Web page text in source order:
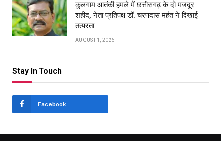
कुलगाम आतंकी हमले में छत्तीसगढ़ के दो मजदूर
शहीद, नेता प्रतिपक्ष डॉ. चरणदास महंत ने दिखाई
तत्परता
AUGUST 1, 2026
Stay In Touch
Facebook